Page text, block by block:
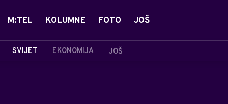
SVIJET EKONOMIJA JOŠ
M:TEL KOLUMNE FOTO JOŠ